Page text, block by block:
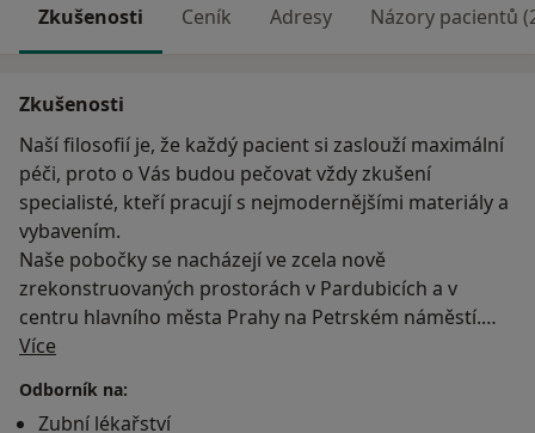
Zkušenosti Ceník Adresy Názory pacientů
Zkušenosti
Naší filosofií je, že každý pacient si zaslouží maximální
péči, proto o Vás budou pečovat vždy zkušení
specialisté, kteří pracují s nejmodernějšími materiály a
vybavením.
Naše pobočky se nacházejí ve zcela nově
zrekonstruovaných prostorách v Pardubicích a v
centru hlavního města Prahy na Petrském náměstí.
Proč si tedy vybrat právě nás?
Profesionalita a kvalita – To jsou pro nás hodnoty, na
Více
Odborník na:
Zubní lékařství